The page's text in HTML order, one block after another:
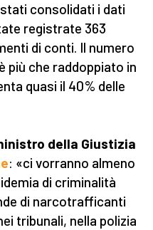
consolidati i dati
registrate 363
di conti. Il numero
più che raddoppiato in
quasi il 40% delle
della Giustizia
: «ci vorranno almeno
di criminalità
di narcotrafficanti
tribunali, nella polizia